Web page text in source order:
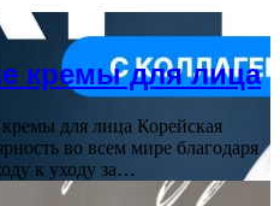
кремы для лица
для лица Корейская
во всем мире благодаря
к уходу за…